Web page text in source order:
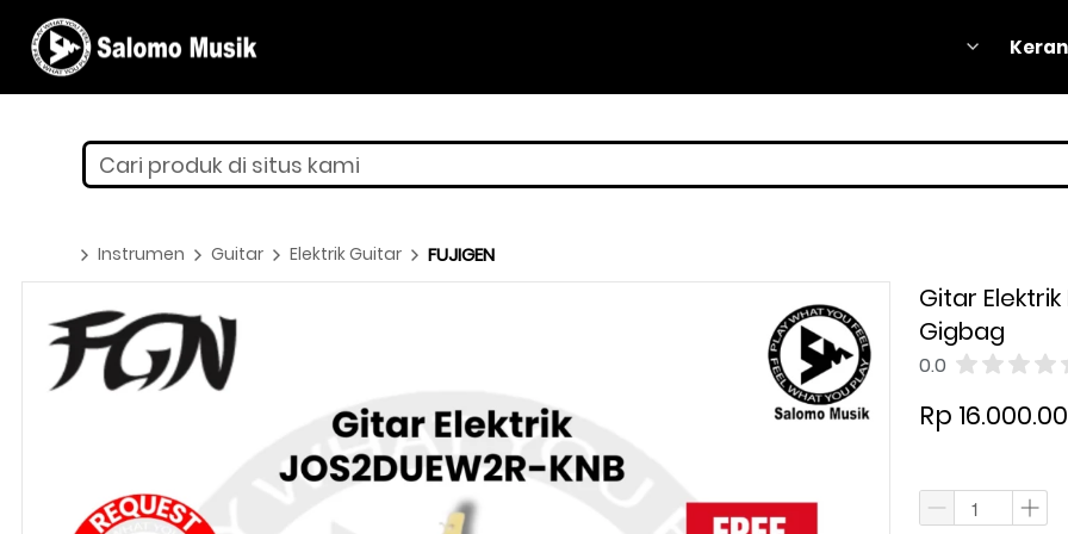
Cari produk di situs kami
Instrumen Guitar Elektrik Guitar FUJIGEN
Gitar Elektrik
Gigbag
0.0
Rp